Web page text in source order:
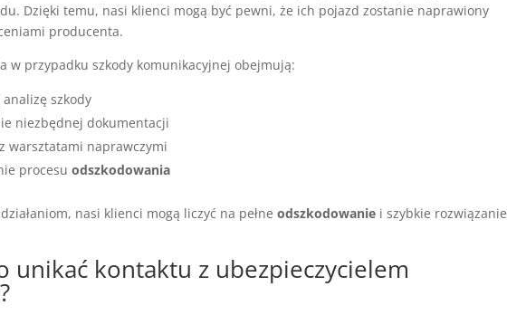
Dzięki temu, nasi klienci mogą być pewni, że ich pojazd zostanie naprawiony
producenta.
w przypadku szkody komunikacyjnej obejmują:
analizę szkody
niezbędnej dokumentacji
warsztatami naprawczymi
procesu odszkodowania
nasi klienci mogą liczyć na pełne odszkodowaniei szybkie rozwiązanie
unikać kontaktu z ubezpieczycielem